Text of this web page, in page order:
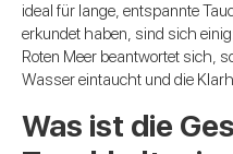
ideal für lange, entspannte
erkundet haben, sind sich
Roten Meer beantwortet sich,
Wasser eintaucht und die
Was ist die